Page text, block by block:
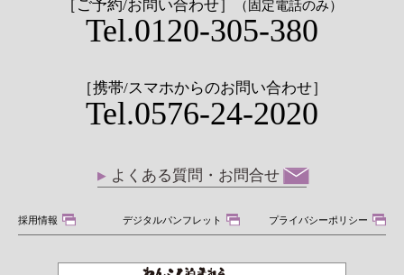
［ご予約/お問い合わせ］ （固定電話のみ）
Tel.0120-305-380
［携帯/スマホからのお問い合わせ］
Tel.0576-24-2020
よくある質問・お問合せ
採用情報 デジタルパンフレット プライバシーポリシー